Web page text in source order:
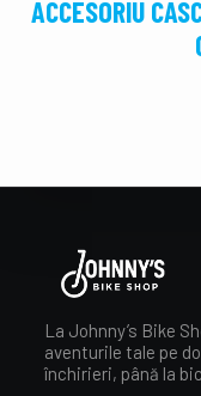
ACCESORIU
La Johnny’s Bike
aventurile tale pe
închirieri, până la